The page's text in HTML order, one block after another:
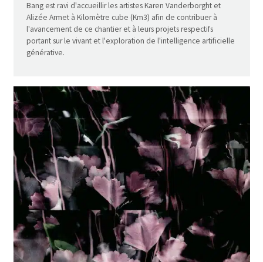
Bang est ravi d'accueillir les artistes Karen Vanderborght et
Alizée Armet à Kilomètre cube (Km3) afin de contribuer à
l'avancement de ce chantier et à leurs projets respectifs
portant sur le vivant et l'exploration de l'intelligence artificielle
générative.